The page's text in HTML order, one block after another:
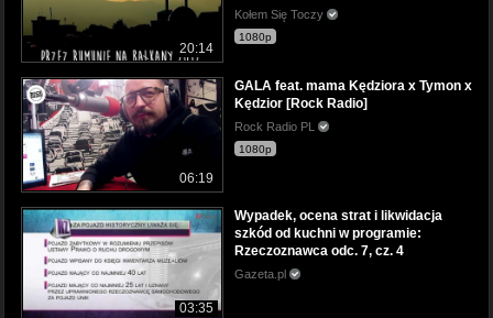
20:14
Kołem Się Toczy
1080p
06:19
GALA feat. mama Kędziora x Tymon x
Kędzior [Rock Radio]
Rock Radio PL
1080p
03:35
Wypadek, ocena strat i likwidacja
szkód od kuchni w programie:
Rzeczoznawca odc. 7, cz. 4
Gazeta.pl